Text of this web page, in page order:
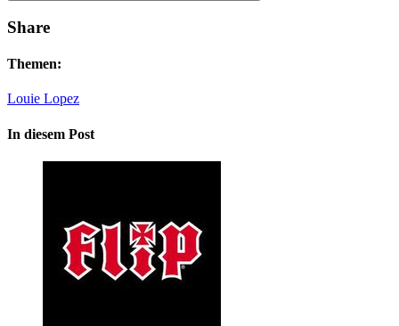
Share
Themen:
Louie Lopez
In diesem Post